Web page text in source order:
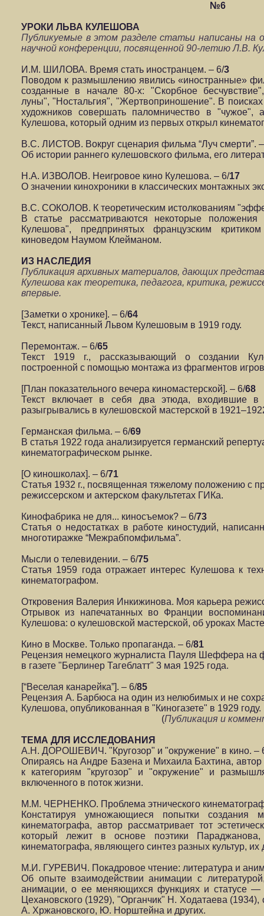
№6
УРОКИ ЛЬВА КУЛЕШОВА
Публикуемые в этом разделе статьи написаны на
научной конференции, посвященной 90-летию Л.В.
И.М. ШИЛОВА. Время стать иностранцем. – 6/3
Поводом к размышлению явились «иностранные»
созданные в начале 80-х: "Скорбное
луны", "Ностальгия", "Жертвоприношение". В поисках
художников совершать паломничество в "чужое",
Кулешова, который одним из первых открыл
В.С. ЛИСТОВ. Вокруг сценария фильма “Луч смерти”.
Об истории раннего кулешовского фильма, его
Н.А. ИЗВОЛОВ. Неигровое кино Кулешова. – 6/17
О значении кинохроники в классических монтажных
В.С. СОКОЛОВ. К теоретическим истолкованиям
В статье рассматриваются некоторые положения
Кулешова", предпринятых французским
киноведом Наумом Клейманом.
ИЗ НАСЛЕДИЯ
Публикация архивных материалов, дающих
Кулешова как теоретика, педагога, критика,
впервые.
[Заметки о хронике]. – 6/64
Текст, написанный Львом Кулешовым в 1919 году.
Перемонтаж. – 6/65
Текст 1919 г., рассказывающий о создании
построенной с помощью монтажа из фрагментов
[План показательного вечера киномастерской]. – 6/68
Текст включает в себя два этюда, входившие
разыгрывались в кулешовской мастерской в
Германская фильма. – 6/69
В статья 1922 года анализируется германский
кинематографическом рынке.
[О киношколах]. – 6/71
Статья 1932 г., посвященная тяжелому положению с
режиссерском и актерском факультетах ГИКа.
Кинофабрика не для... киносъемок? – 6/73
Статья о недостатках в работе киностудий,
многотиражке “Межрабпомфильма”.
Мысли о телевидении. – 6/75
Статья 1959 года отражает интерес Кулешова к
кинематографом.
Откровения Валерия Инкижинова. Моя карьера
Отрывок из напечатанных во Франции
Кулешова: о кулешовской мастерской, об уроках
Кино в Москве. Только пропаганда. – 6/81
Рецензия немецкого журналиста Пауля Шеффера на
в газете "Берлинер Тагеблатт" 3 мая 1925 года.
[“Веселая канарейка”]. – 6/85
Рецензия А. Барбюса на один из нелюбимых и не
Кулешова, опубликованная в "Киногазете" в 1929 году.
(Публикация и
ТЕМА ДЛЯ ИССЛЕДОВАНИЯ
А.Н. ДОРОШЕВИЧ. "Кругозор" и "окружение" в кино. –
Опираясь на Андре Базена и Михаила Бахтина, автор
к категориям "кругозор" и "окружение" и
включенного в поток жизни.
М.М. ЧЕРНЕНКО. Проблема этнического
Констатируя умножающиеся попытки создания
кинематографа, автор рассматривает тот
который лежит в основе поэтики Параджанова,
кинематографа, являющего синтез разных культур, их
М.И. ГУРЕВИЧ. Покадровое чтение: литература и
Об опыте взаимодействии анимации с
анимации, о ее меняющихся функциях и статусе
Цехановского (1929), "Органчик" Н. Ходатаева
А. Хржановского, Ю. Норштейна и других.